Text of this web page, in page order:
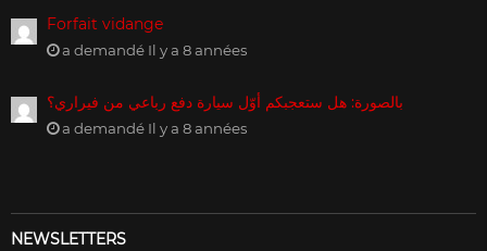
Forfait vidange
a demandé Il y a 8 années
بالصورة: هل ستعجبكم أوّل سيارة دفع رباعي من فيراري؟
a demandé Il y a 8 années
NEWSLETTERS